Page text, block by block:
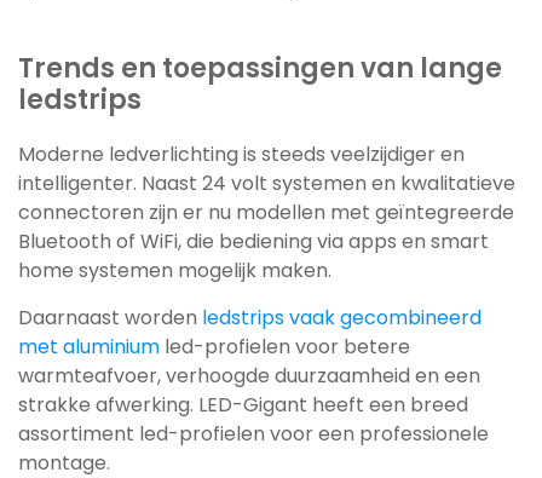
Trends en toepassingen van lange
ledstrips
Moderne ledverlichting is steeds veelzijdiger en
intelligenter. Naast 24 volt systemen en kwalitatieve
connectoren zijn er nu modellen met geïntegreerde
Bluetooth of WiFi, die bediening via apps en smart
home systemen mogelijk maken.
Daarnaast worden ledstrips vaak gecombineerd
met aluminium led-profielen voor betere
warmteafvoer, verhoogde duurzaamheid en een
strakke afwerking. LED-Gigant heeft een breed
assortiment led-profielen voor een professionele
montage.